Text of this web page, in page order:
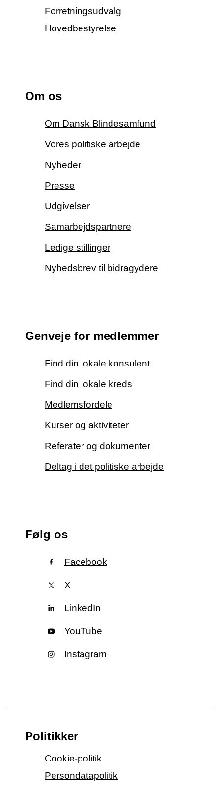
Forretningsudvalg
Hovedbestyrelse
Om os
Om Dansk Blindesamfund
Vores politiske arbejde
Nyheder
Presse
Udgivelser
Samarbejdspartnere
Ledige stillinger
Nyhedsbrev til bidragydere
Genveje for medlemmer
Find din lokale konsulent
Find din lokale kreds
Medlemsfordele
Kurser og aktiviteter
Referater og dokumenter
Deltag i det politiske arbejde
Følg os
Facebook
X
LinkedIn
YouTube
Instagram
Politikker
Cookie-politik
Persondatapolitik